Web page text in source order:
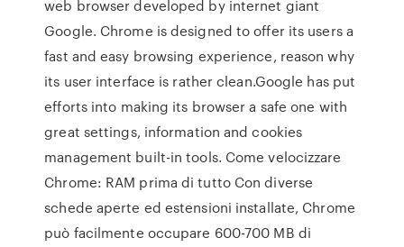
web browser developed by internet giant
Google. Chrome is designed to offer its users a
fast and easy browsing experience, reason why
its user interface is rather clean.Google has put
efforts into making its browser a safe one with
great settings, information and cookies
management built-in tools. Come velocizzare
Chrome: RAM prima di tutto Con diverse
schede aperte ed estensioni installate, Chrome
può facilmente occupare 600-700 MB di